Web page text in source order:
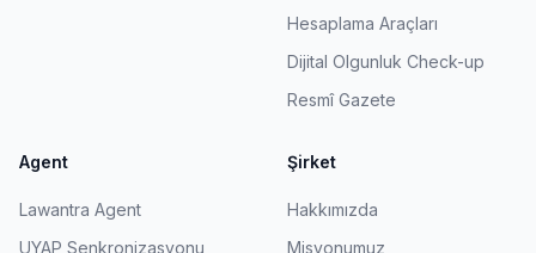
Hesaplama Araçları
Dijital Olgunluk Check-up
Resmî Gazete
Agent
Lawantra Agent
UYAP Senkronizasyonu
Şirket
Hakkımızda
Misyonumuz